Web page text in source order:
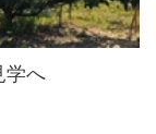
学へ